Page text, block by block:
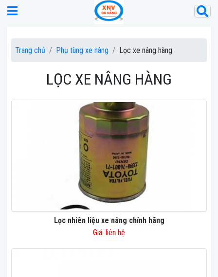
Trang chủ Phụ tùng xe nâng Lọc xe nâng hàng
LỌC XE NÂNG HÀNG
Lọc nhiên liệu xe nâng chính hãng
Giá: liên hệ